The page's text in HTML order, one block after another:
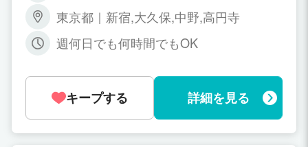
東京都｜新宿,大久保,中野,高円寺
週何日でも何時間でもOK
キープする 詳細を見る